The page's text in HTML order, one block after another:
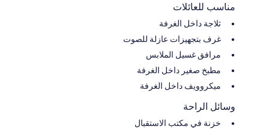
مناسب للعائلات
ثلاجة داخل الغرفة
غرف بتجهيزات عازلة للصوت
مرافق غسيل الملابس
مطبخ صغير داخل الغرفة
ميكروويف داخل الغرفة
وسائل الراحة
خزنة في مكتب الاستقبال